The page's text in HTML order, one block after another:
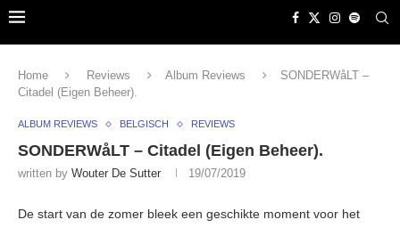
Home Reviews Album Reviews
SONDERWåLT –
Citadel (Eigen Beheer).
ALBUM REVIEWS BELGISCH REVIEWS
SONDERWåLT – Citadel (Eigen Beheer).
written by Wouter De Sutter 19/07/2019
De start van de zomer bleek een geschikte moment voor het